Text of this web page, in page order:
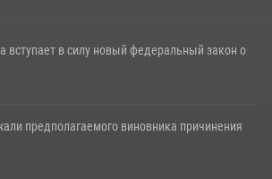
вступает в силу новый федеральный закон о
предполагаемого виновника причинения